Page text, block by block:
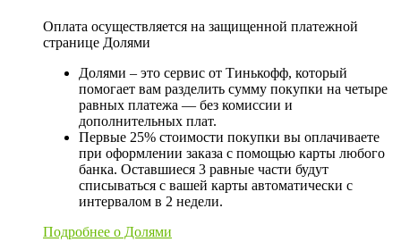
Оплата осуществляется на защищенной платежной
странице Долями
Долями – это сервис от Тинькофф, который
помогает вам разделить сумму покупки на четыре
равных платежа — без комиссии и
дополнительных плат.
Первые 25% стоимости покупки вы оплачиваете
при оформлении заказа с помощью карты любого
банка. Оставшиеся 3 равные части будут
списываться с вашей карты автоматически с
интервалом в 2 недели.
Подробнее о Долями